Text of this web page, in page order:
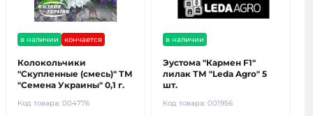
в наличии кончается
Колокольчики
"Скупленные (смесь)" ТМ
"Семена Украины" 0,1 г.
Код товара: 004776
в наличии
Эустома "Кармен F1"
лилак ТМ "Leda Agro" 5
шт.
Код товара: 001956